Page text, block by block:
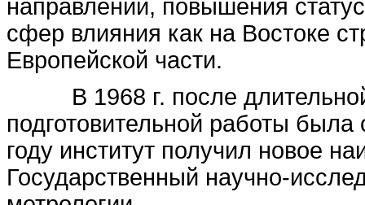
направлений, повышения
сфер влияния как на Востоке
Европейской части.
В 1968 г. после длительной
подготовительной работы
году институт получил новое
Государственный научно-